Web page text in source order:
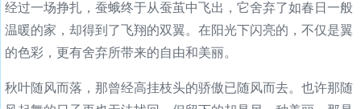
经过一场挣扎，蚕蛾终于从蚕茧中飞出，它舍弃了如春日一般
温暖的家，却得到了飞翔的双翼。在阳光下闪亮的，不仅是翼
的色彩，更有舍弃所带来的自由和美丽。
秋叶随风而落，那曾经高挂枝头的骄傲已随风而去。也许那随